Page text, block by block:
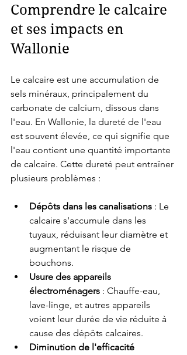
Comprendre le calcaire
et ses impacts en
Wallonie
Le calcaire est une accumulation de
sels minéraux, principalement du
carbonate de calcium, dissous dans
l'eau. En Wallonie, la dureté de l'eau
est souvent élevée, ce qui signifie que
l'eau contient une quantité importante
de calcaire. Cette dureté peut entraîner
plusieurs problèmes :
Dépôts dans les canalisations : Le
calcaire s'accumule dans les
tuyaux, réduisant leur diamètre et
augmentant le risque de
bouchons.
Usure des appareils
électroménagers : Chauffe-eau,
lave-linge, et autres appareils
voient leur durée de vie réduite à
cause des dépôts calcaires.
Diminution de l'efficacité